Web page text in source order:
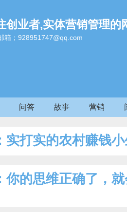
创业者,实体营销管理的
箱；928951747@qq.com
问答 故事 营销
实打实的农村赚钱
你的思维正确了，